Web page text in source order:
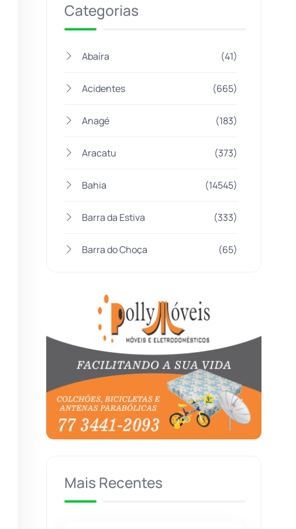
Categorias
Abaíra (41)
Acidentes (665)
Anagé (183)
Aracatu (373)
Bahia (14545)
Barra da Estiva (333)
Barra do Choça (65)
Bom Jesus da Lapa
Boquira (152)
Botuporã (72)
Brasil (7679)
Brumado (31955)
Caculé
Mais Recentes